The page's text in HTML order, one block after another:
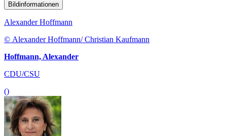
Bildinformationen
Alexander Hoffmann
© Alexander Hoffmann/ Christian Kaufmann
Hoffmann, Alexander
CDU/CSU
()